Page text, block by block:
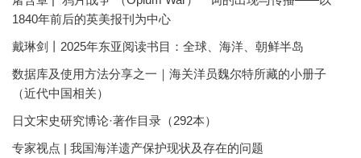
1840年前后的英美报刊为中心
戴琳剑丨2025年东亚阅读书目：全球、海洋、朝鲜半岛
数据库及使用方法分享之一｜海关洋员魏尔特所藏的小册子
（近代中国相关）
日文宋史研究博论·著作目录（292本）
专家视点 | 我国海洋遗产保护现状及存在的问题